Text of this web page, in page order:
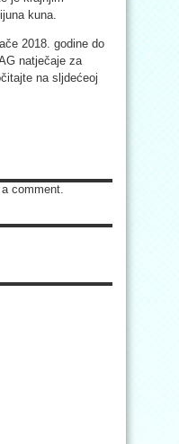
kuna.
2018. godine do
natječaje za
na sljdećeoj
comment.